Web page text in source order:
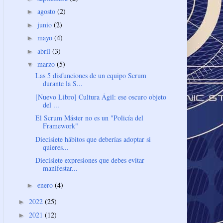
► agosto (2)
► junio (2)
► mayo (4)
► abril (3)
▼ marzo (5)
Las 5 disfunciones de un equipo Scrum
durante la S...
[Nuevo Libro] Cultura Ágil: ese oscuro objeto
del ...
El Scrum Máster no es un "Policía del
Framework"
Diecisiete hábitos que deberías adoptar si
quieres...
Diecisiete expresiones que debes evitar
manifestar...
► enero (4)
► 2022 (25)
► 2021 (12)